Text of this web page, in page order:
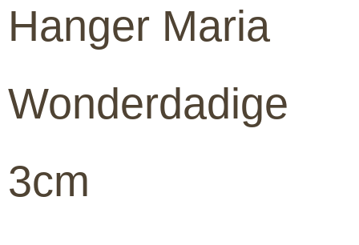
Hanger Maria
Wonderdadige
3cm